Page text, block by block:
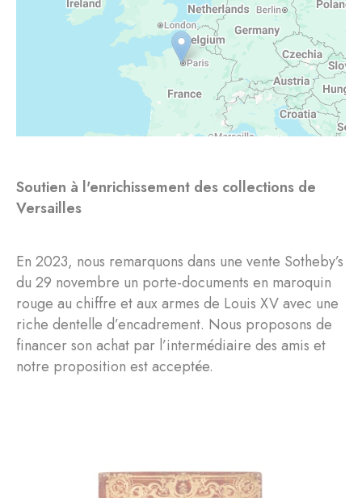
Soutien à l'enrichissement des collections de
Versailles
En 2023, nous remarquons dans une vente Sotheby’s
du 29 novembre un porte-documents en maroquin
rouge au chiffre et aux armes de Louis XV avec une
riche dentelle d’encadrement. Nous proposons de
financer son achat par l’intermédiaire des amis et
notre proposition est acceptée.